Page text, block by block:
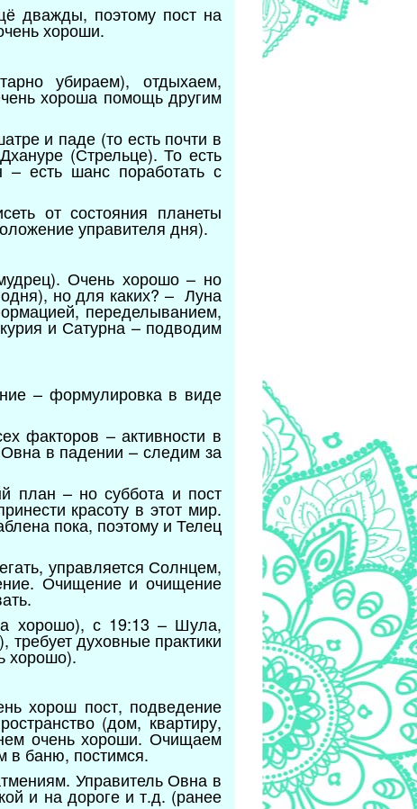
дважды, поэтому пост на
хороши.
убираем), отдыхаем,
хороша помощь другим
и паде (то есть почти в
(Стрельце). То есть
есть шанс поработать с
от состояния планеты
управителя дня).
Очень хорошо – но
но для каких? – Луна
переделыванием,
и Сатурна – подводим
– формулировка в виде
факторов – активности в
Овна в падении – следим за
план – но суббота и пост
красоту в этот мир.
пока, поэтому и Телец
управляется Солнцем,
Очищение и очищение
хорошо), с 19:13 – Шула,
духовные практики
хорошо).
хорош пост, подведение
(дом, квартиру,
очень хороши. Очищаем
в баню, постимся.
Управитель Овна в
и на дороге и т.д. (ранее